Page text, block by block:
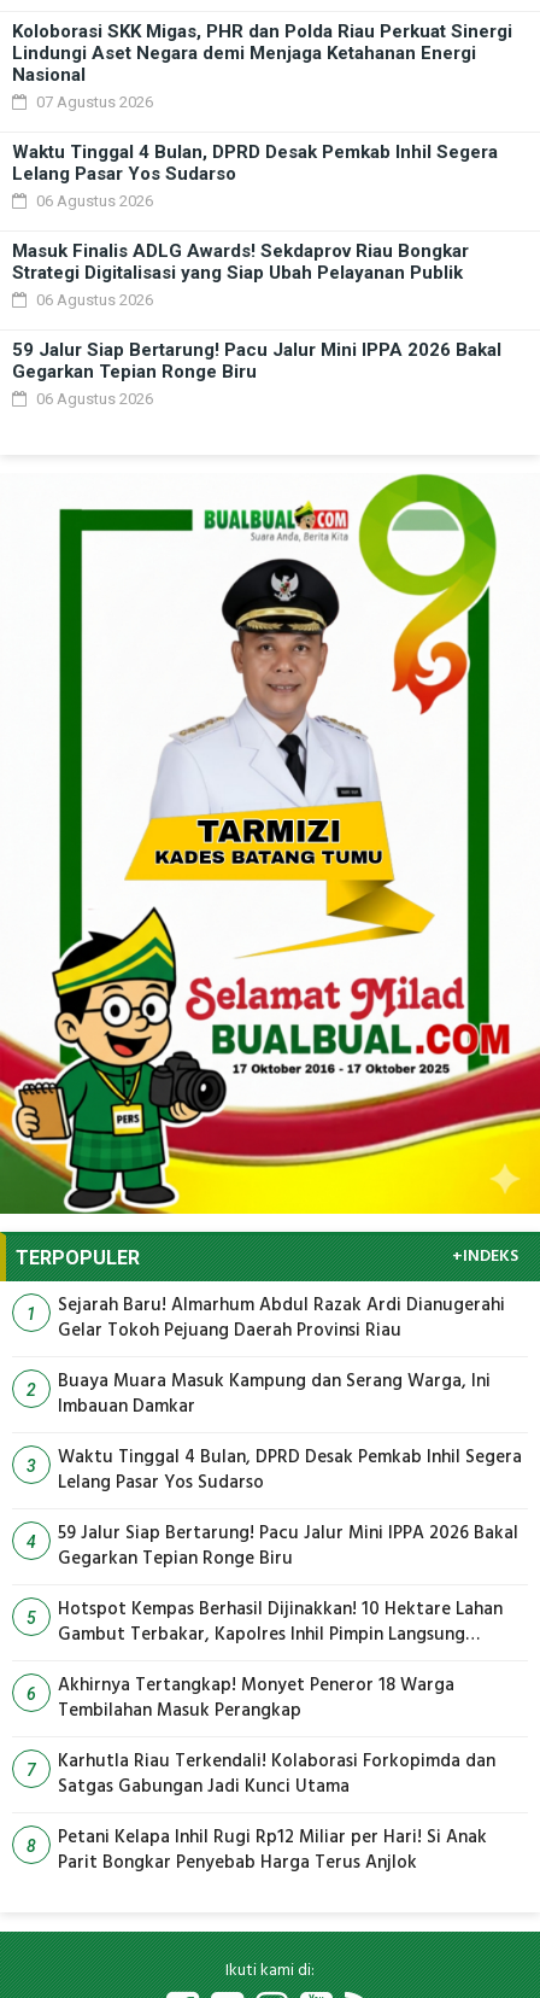
Koloborasi SKK Migas, PHR dan Polda Riau Perkuat Sinergi
Lindungi Aset Negara demi Menjaga Ketahanan Energi
Nasional
07 Agustus 2026
Waktu Tinggal 4 Bulan, DPRD Desak Pemkab Inhil Segera
Lelang Pasar Yos Sudarso
06 Agustus 2026
Masuk Finalis ADLG Awards! Sekdaprov Riau Bongkar
Strategi Digitalisasi yang Siap Ubah Pelayanan Publik
06 Agustus 2026
59 Jalur Siap Bertarung! Pacu Jalur Mini IPPA 2026 Bakal
Gegarkan Tepian Ronge Biru
06 Agustus 2026
TERPOPULER +INDEKS
1
Sejarah Baru! Almarhum Abdul Razak Ardi Dianugerahi
Gelar Tokoh Pejuang Daerah Provinsi Riau
2
Buaya Muara Masuk Kampung dan Serang Warga, Ini
Imbauan Damkar
3
Waktu Tinggal 4 Bulan, DPRD Desak Pemkab Inhil Segera
Lelang Pasar Yos Sudarso
4
59 Jalur Siap Bertarung! Pacu Jalur Mini IPPA 2026 Bakal
Gegarkan Tepian Ronge Biru
5
Hotspot Kempas Berhasil Dijinakkan! 10 Hektare Lahan
Gambut Terbakar, Kapolres Inhil Pimpin Langsung
6
Akhirnya Tertangkap! Monyet Peneror 18 Warga
Tembilahan Masuk Perangkap
7
Karhutla Riau Terkendali! Kolaborasi Forkopimda dan
Satgas Gabungan Jadi Kunci Utama
8
Petani Kelapa Inhil Rugi Rp12 Miliar per Hari! Si Anak
Parit Bongkar Penyebab Harga Terus Anjlok
Ikuti kami di: